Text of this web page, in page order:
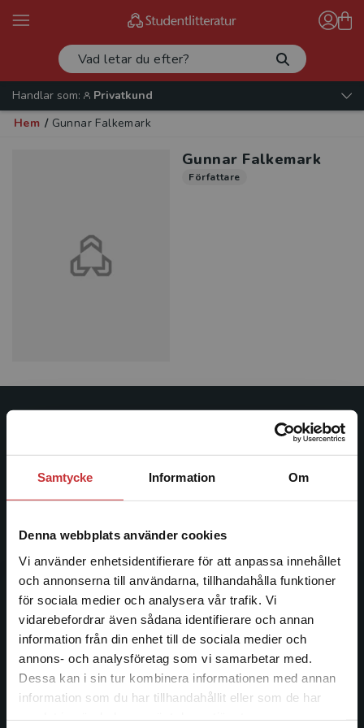
Samtycke Information Om
Denna webbplats använder cookies
Vi använder enhetsidentifierare för att anpassa innehållet
och annonserna till användarna, tillhandahålla funktioner
för sociala medier och analysera vår trafik. Vi
vidarebefordrar även sådana identifierare och annan
information från din enhet till de sociala medier och
annons- och analysföretag som vi samarbetar med.
Dessa kan i sin tur kombinera informationen med annan
information som du har tillhandahållit eller som de har
Begränsad fraktregion
Det verkar som att du besöker
Handlar som:
Privatkund
Hem / Gunnar Falkemark
Gunnar Falkemark
Författare
ledande utbildningsförlag. Med läromedel, kurslitteratur,
facklitteratur, utbildningar och digitala
längs hela kunskapsresan.
Kontakta oss
Kontakta oss
046-31 20 00
Postadress: